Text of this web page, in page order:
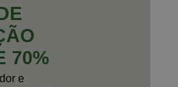
70%
e